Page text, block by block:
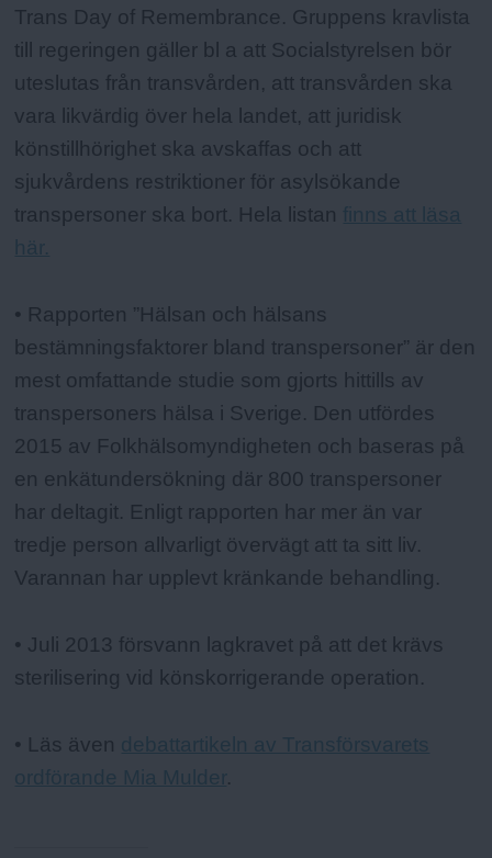
Trans Day of Remembrance. Gruppens kravlista
till regeringen gäller bl a att Socialstyrelsen bör
uteslutas från transvården, att transvården ska
vara likvärdig över hela landet, att juridisk
könstillhörighet ska avskaffas och att
sjukvårdens restriktioner för asylsökande
transpersoner ska bort. Hela listan finns att läsa
här.
• Rapporten ”Hälsan och hälsans
bestämningsfaktorer bland transpersoner” är den
mest omfattande studie som gjorts hittills av
transpersoners hälsa i Sverige. Den utfördes
2015 av Folkhälsomyndigheten och baseras på
en enkätundersökning där 800 transpersoner
har deltagit. Enligt rapporten har mer än var
tredje person allvarligt övervägt att ta sitt liv.
Varannan har upplevt kränkande behandling.
• Juli 2013 försvann lagkravet på att det krävs
sterilisering vid könskorrigerande operation.
• Läs även debattartikeln av Transförsvarets
ordförande Mia Mulder.